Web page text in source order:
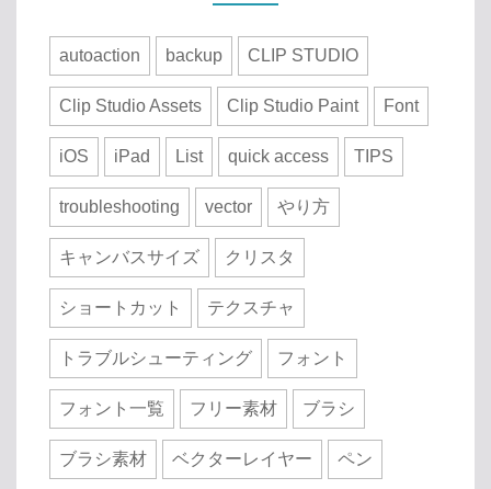
autoaction backup CLIP STUDIO
Clip Studio Assets Clip Studio Paint Font
iOS iPad List quick access TIPS
troubleshooting vector やり方
キャンバスサイズ クリスタ
ショートカット テクスチャ
トラブルシューティング フォント
フォント一覧 フリー素材 ブラシ
ブラシ素材 ベクターレイヤー ペン